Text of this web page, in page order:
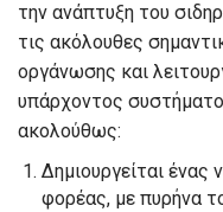
την ανάπτυξη του
τις ακόλουθες
οργάνωσης και
υπάρχοντος
ακολούθως:
Δημιουργείται ένας
φορέας, με πυρήνα